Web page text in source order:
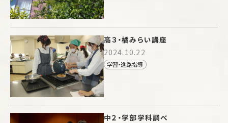
高３・橘みらい講座
2024.10.22
学習・進路指導
中２・学部学科調べ